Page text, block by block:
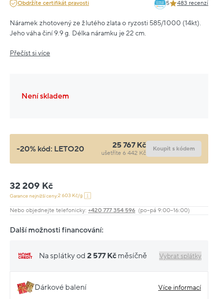
Obdržíte certifikát pravosti 5 483 recenzí
Náramek zhotovený ze žlutého zlata o ryzosti 585/1000 (14kt).
Jeho váha činí 9.9 g. Délka náramku je 22 cm.
Přečíst si více
Není skladem
-20% kód: LETO20 25 767 Kč
ušetříte 6 442 Kč
Koupit s kódem
32 209 Kč
Garance nejnižší ceny:2 603 Kč/g
Nebo objednejte telefonicky: +420 777 354 596 (po–pá 9:00–16:00)
Další možnosti financování:
Na splátky od 2 577 Kč měsíčně Vybrat splátky
Dárkové balení Více informací